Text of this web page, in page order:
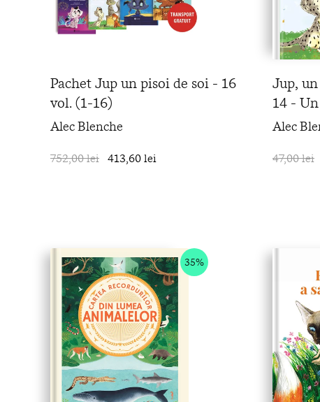
Pachet Jup un pisoi de soi - 16
vol. (1-16)
Alec Blenche
752,00 lei 413,60 lei
Jup,
14 -
Alec
47,00 lei
35%